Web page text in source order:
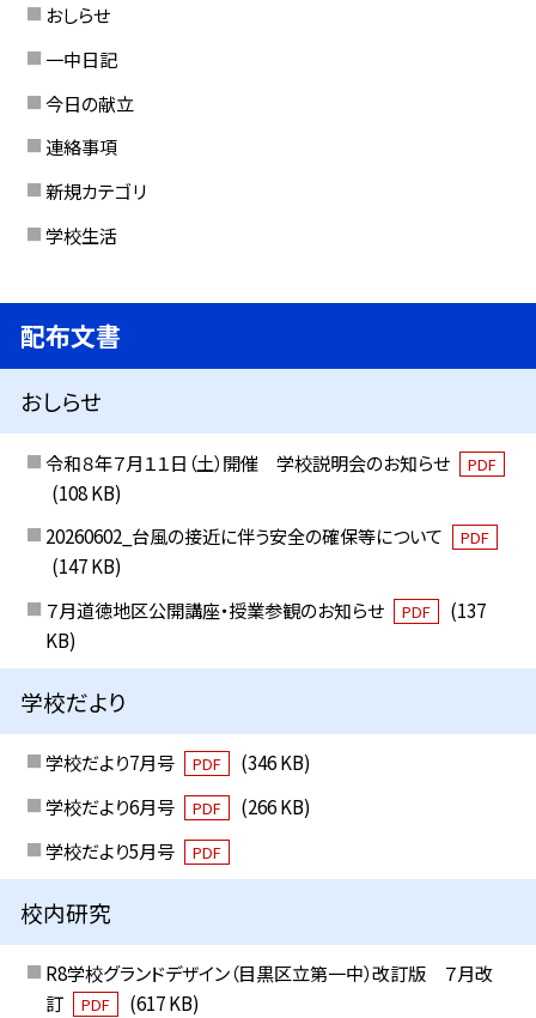
おしらせ
一中日記
今日の献立
連絡事項
新規カテゴリ
学校生活
配布文書
おしらせ
令和８年７月１１日（土）開催 学校説明会のお知らせ PDF
(108 KB)
20260602_台風の接近に伴う安全の確保等について
PDF
(147 KB)
７月道徳地区公開講座・授業参観のお知らせ
PDF
(137
KB)
学校だより
学校だより7月号 PDF
(346 KB)
学校だより6月号
PDF
(266 KB)
学校だより5月号
PDF
校内研究
R8学校グランドデザイン（目黒区立第一中）改訂版 ７月改
訂
PDF (617 KB)